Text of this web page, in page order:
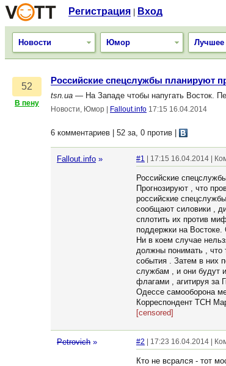
Регистрация Вход
Новости Юмор Лучшее
52
В пену
Российские спецслужбы планируют
tsn.ua — На Западе чтобы напугать Восток.
Новости, Юмор Fallout.info 17:15 16.04.2014
6 комментариев | 52 за, 0 против
Fallout.info » #1 | 17:15 16.04.2014 |
Российские
Прогнозируют , что
российские
сообщают силовики ,
сплотить их против
поддержки на Востоке.
Ни в коем случае
должны понимать , что
события . Затем в них
службам , и они будут
флагами , агитируя за
Одессе самооборона
Корреспондент ТСН
[censored]
Petrovich » #2 | 17:23 16.04.2014 |
Кто не всрался - тот